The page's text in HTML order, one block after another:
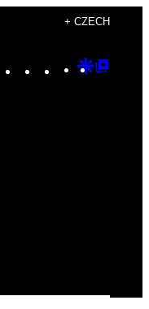
+ CZECH
Instagram
TikTok
YouTube
Google